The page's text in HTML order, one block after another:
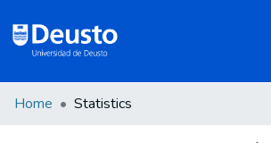
Home Statistics